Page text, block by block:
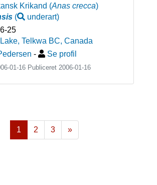
Krikand (Anas crecca)
( underart)
25
Telkwa BC, Canada
- Se profil
01-16 Publiceret 2006-01-16
1 2 3
»
Næste